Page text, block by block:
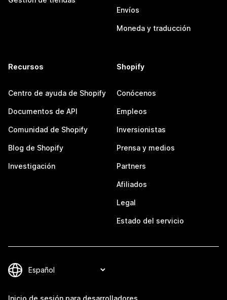
Envíos
Moneda y traducción
Recursos
Centro de ayuda de Shopify
Documentos de API
Comunidad de Shopify
Blog de Shopify
Investigación
Shopify
Conócenos
Empleos
Inversionistas
Prensa y medios
Partners
Afiliados
Legal
Estado del servicio